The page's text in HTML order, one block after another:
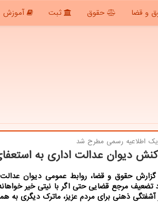
و قضا حقوق ثبت آموزش
اطلاعیه رسمی مطرح شد
دیوان عدالت اداری به
گزارش حقوق و قضا، روابط عمومی دیوان عدالت
تضعیف مرجع قضایی حتی اگر با نیتی خیر
ذهنی برای مردم عزیز، ماترک دیگری به